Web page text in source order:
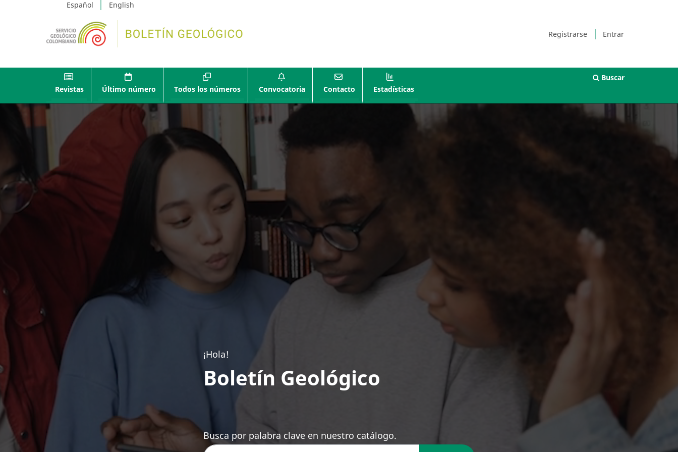
Español English
Registrarse Entrar
Revistas Último número Todos los números Convocatoria Contacto Estadísticas
Buscar
¡Hola!
Boletín Geológico
Busca por palabra clave en nuestro catálogo.